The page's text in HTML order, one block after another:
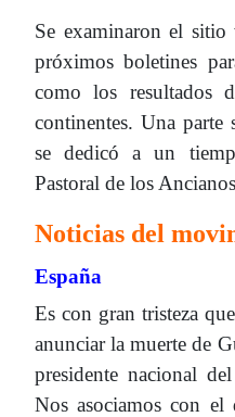
Se examinaron el
próximos boletines
como los resultados
continentes. Una
se dedicó a un
Pastoral de los
Noticias del
España
Es con gran tristeza
anunciar la muerte de
presidente nacional
Nos asociamos con